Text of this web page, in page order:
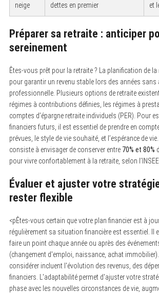
neige
dettes en premier
et
Préparer sa retraite : anticiper
sereinement
Êtes-vous prêt pour la retraite ? La planification de
pour garantir un revenu stable lors des années sans
professionnelle. Plusieurs options de retraite
régimes à contributions définies, les régimes à
comptes d’épargne retraite individuels (PER). Pour
financiers futurs, il est essentiel de prendre en
prévues, le style de vie souhaité, et l’espérance de
consiste à envisager de conserver entre 70% et 80%
pour vivre confortablement à la retraite, selon l’INSEE.
Évaluer et ajuster votre
rester flexible
<pÊtes-vous certain que votre plan financier est à
régulièrement sa situation financière est essentiel. Il
faire un point chaque année ou après des
(changement d'emploi, naissance, achat
considérer incluent l'évolution des revenus, des
financiers. L'adaptabilité permet d'ajuster votre
phase avec les nouvelles circonstances de vie,